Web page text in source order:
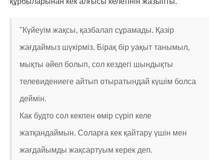
"Күйеуім жақсы, қазбалап сұрамады. Қазір
жағдаймыз шүкірміз. Бірақ бір уақыт танымыл,
мықты әйел болып, сол кездегі шындықты
телевидениеге айтып отыратындай күшім болса
деймін.
Как будто сол кекпен өмір сүріп келе
жатқандаймын. Соларға кек қайтару үшін мен
жағдайымды жақсартуым керек деп.